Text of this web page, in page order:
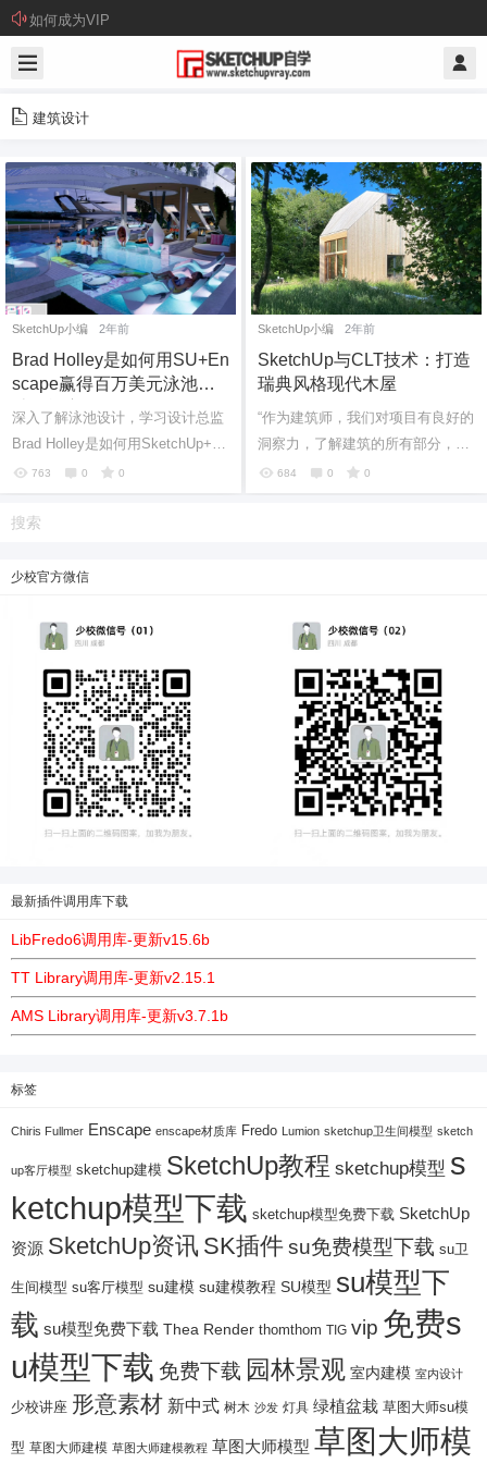
如何成为VIP
建筑设计
SketchUp小编 2年前
Brad Holley是如何用SU+En
scape赢得百万美元泳池设
计挑战赛的？
深入了解泳池设计，学习设计总监
Brad Holley是如何用SketchUp+En
scape赢得百万美元泳池设计挑战
763 0 0
SketchUp小编 2年前
SketchUp与CLT技术：打造
瑞典风格现代木屋
“作为建筑师，我们对项目有良好的
洞察力，了解建筑的所有部分，有
能力协调和收集信息并发展创新想
684 0 0
少校官方微信
最新插件调用库下载
LibFredo6调用库-更新v15.6b
TT Library调用库-更新v2.15.1
AMS Library调用库-更新v3.7.1b
标签
Chiris Fullmer Enscape enscape材质库 Fredo Lumion sketchup卫生间模型 sketch
up客厅模型 sketchup建模 SketchUp教程 sketchup模型 s
ketchup模型下载 sketchup模型免费下载 SketchUp
资源 SketchUp资讯 SK插件su免费模型下载 su卫
生间模型 su客厅模型 su建模 su建模教程 SU模型 su模型下
载 su模型免费下载 Thea Render thomthom TIG vip 免费s
u模型下载 免费下载 园林景观 室内建模 室内设计
少校讲座 形意素材 新中式 树木 沙发 灯具 绿植盆栽 草图大师su模
型 草图大师建模 草图大师建模教程 草图大师模型 草图大师模
您没有权限发布内容，请购买会员或者提升权
6位以上
6位以上
忘记密码？找回 已有帐号？登录